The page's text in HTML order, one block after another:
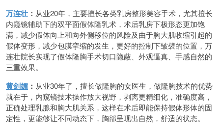
万连壮 ： 从业20年，主要擅长各类乳房整形美容手术，尤其擅长
内窥镜辅助下的双平面假体隆乳术，术后乳房下极形态更加饱
满，减少假体向上和向外侧移位的风险及由于胸大肌收缩引起的
假体变形，减少包膜挛缩的发生，更好的控制下皱襞的位置，万
连壮院长实现了假体隆胸手术切口隐蔽、外观逼真、手感自然的
三重效果。
黄剑媚 ： 从业30年了，擅长做隆胸的女医生，做隆胸技术的优势
就在于，内窥镜技术操作放大视野，剥离更精细化，准确度高，
正确处理乳腺和胸大肌关系，这样在术后即能保持假体形体的固
定性，更能够让不同动态下，胸部呈现出自然，舒适的状态。